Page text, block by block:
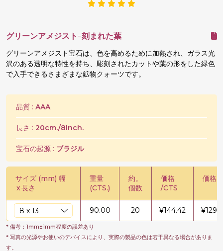
グリーンアメジスト-刻まれた葉
グリーンアメジスト宝石は、色を高めるために加熱され、ガラス光
沢のある透明な特性を持ち、彫刻されたカットや葉の形をした緑色
で入手できるさまざまな鉱物クォーツです。
品質 : AAA
長さ : 20cm./8Inch.
宝石の起源 : ブラジル
サイズ (mm) 幅
x長さ
重量
(CTS.)
約。
個数
価格
/CTS
価格 /
90.00 20 ¥144.42 ¥
* 備考：1mm±1mm程度の誤差あり
* 写真の光源やお使いのデバイスにより、実際の製品の色は若干異なる場合がありま
す。